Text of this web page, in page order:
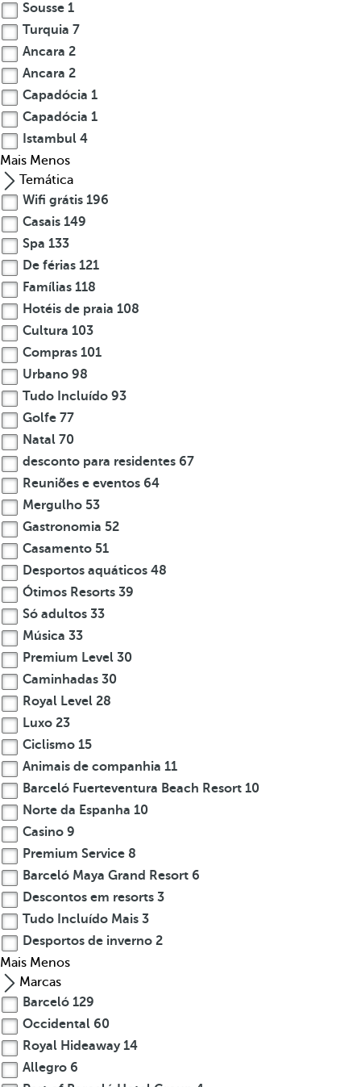
Sousse 1
Turquia 7
Ancara 2
Ancara 2
Capadócia 1
Capadócia 1
Istambul 4
Mais Menos
Temática
Wifi grátis 196
Casais 149
Spa 133
De férias 121
Famílias 118
Hotéis de praia 108
Cultura 103
Compras 101
Urbano 98
Tudo Incluído 93
Golfe 77
Natal 70
desconto para residentes 67
Reuniões e eventos 64
Mergulho 53
Gastronomia 52
Casamento 51
Desportos aquáticos 48
Ótimos Resorts 39
Só adultos 33
Música 33
Premium Level 30
Caminhadas 30
Royal Level 28
Luxo 23
Ciclismo 15
Animais de companhia 11
Barceló Fuerteventura Beach Resort 10
Norte da Espanha 10
Casino 9
Premium Service 8
Barceló Maya Grand Resort 6
Descontos em resorts 3
Tudo Incluído Mais 3
Desportos de inverno 2
Mais Menos
Marcas
Barceló 129
Occidental 60
Royal Hideaway14
Allegro 6